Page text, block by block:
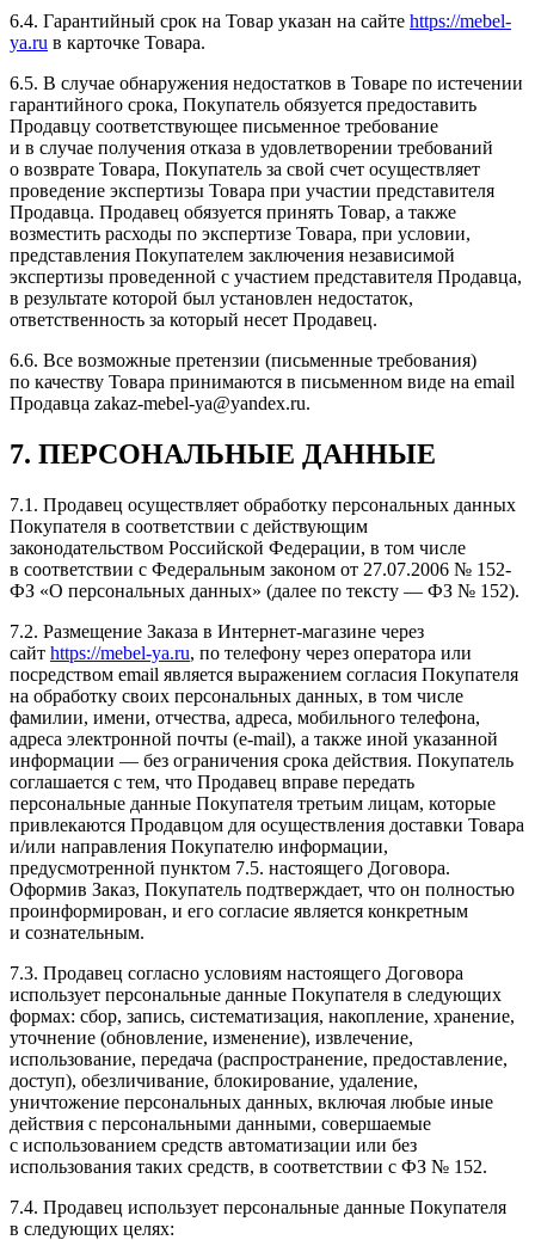
6.4. Гарантийный срок на Товар указан на сайте https://mebel-
ya.ru в карточке Товара.
6.5. В случае обнаружения недостатков в Товаре по истечении
гарантийного срока, Покупатель обязуется предоставить
Продавцу соответствующее письменное требование
и в случае получения отказа в удовлетворении требований
о возврате Товара, Покупатель за свой счет осуществляет
проведение экспертизы Товара при участии представителя
Продавца. Продавец обязуется принять Товар, а также
возместить расходы по экспертизе Товара, при условии,
представления Покупателем заключения независимой
экспертизы проведенной с участием представителя Продавца,
в результате которой был установлен недостаток,
ответственность за который несет Продавец.
6.6. Все возможные претензии (письменные требования)
по качеству Товара принимаются в письменном виде на email
Продавца zakaz-mebel-ya@yandex.ru.
7. ПЕРСОНАЛЬНЫЕ ДАННЫЕ
7.1. Продавец осуществляет обработку персональных данных
Покупателя в соответствии с действующим
законодательством Российской Федерации, в том числе
в соответствии с Федеральным законом от 27.07.2006 № 152-
ФЗ «О персональных данных» (далее по тексту — ФЗ № 152).
7.2. Размещение Заказа в Интернет-магазине через
сайт https://mebel-ya.ru, по телефону через оператора или
посредством email является выражением согласия Покупателя
на обработку своих персональных данных, в том числе
фамилии, имени, отчества, адреса, мобильного телефона,
адреса электронной почты (e-mail), а также иной указанной
информации — без ограничения срока действия. Покупатель
соглашается с тем, что Продавец вправе передать
персональные данные Покупателя третьим лицам, которые
привлекаются Продавцом для осуществления доставки Товара
и/или направления Покупателю информации,
предусмотренной пунктом 7.5. настоящего Договора.
Оформив Заказ, Покупатель подтверждает, что он полностью
проинформирован, и его согласие является конкретным
и сознательным.
7.3. Продавец согласно условиям настоящего Договора
использует персональные данные Покупателя в следующих
формах: сбор, запись, систематизация, накопление, хранение,
уточнение (обновление, изменение), извлечение,
использование, передача (распространение, предоставление,
доступ), обезличивание, блокирование, удаление,
уничтожение персональных данных, включая любые иные
действия с персональными данными, совершаемые
с использованием средств автоматизации или без
использования таких средств, в соответствии с ФЗ № 152.
7.4. Продавец использует персональные данные Покупателя
в следующих целях: